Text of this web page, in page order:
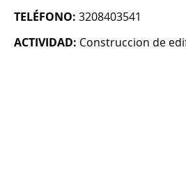
TELÉFONO: 3208403541
ACTIVIDAD: Construccion de